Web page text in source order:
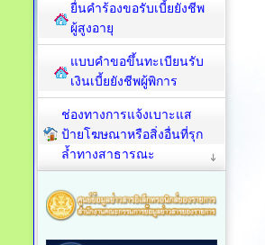
ยื่นคำร้องขอรับเบี้ยยังชีพ
ผู้สูงอายุ
แบบคำขอขึ้นทะเบียนรับ
เงินเบี้ยยังชีพผู้พิการ
ช่องทางการแจ้งเบาะแส
ป้ายโฆษณาหรือสิ่งอื่นที่รุก
ล้ำทางสาธารณะ